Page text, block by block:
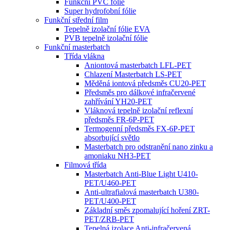
Funkční PVC fólie
Super hydrofobní fólie
Funkční střední film
Tepelně izolační fólie EVA
PVB tepelně izolační fólie
Funkční masterbatch
Třída vlákna
Aniontová masterbatch LFL-PET
Chlazení Masterbatch LS-PET
Měděná iontová předsměs CU20-PET
Předsměs pro dálkové infračervené
zahřívání YH20-PET
Vláknová tepelně izolační reflexní
předsměs FR-6P-PET
Termogenní předsměs FX-6P-PET
absorbující světlo
Masterbatch pro odstranění nano zinku a
amoniaku NH3-PET
Filmová třída
Masterbatch Anti-Blue Light U410-
PET/U460-PET
Anti-ultrafialová masterbatch U380-
PET/U400-PET
Základní směs zpomalující hoření ZRT-
PET/ZRB-PET
Tepelná izolace Anti-infračervená